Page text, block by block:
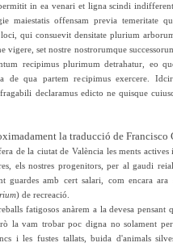
in ea venari et ligna scindi
maiestatis offensam previa temeritate
qui consuevit densitate plurium
vigere, set nostre nostrorumque
recipimus plurimum detrahatur, eo
de qua partem recipimus exercere.
declaramus edicto ne quisque
la traducció de
de la ciutat de València les ments
els nostres progenitors, per al gaudi
guardes amb cert salari, com encara
) de recreació.
fatigosos anàrem a la devesa pensant
la vam trobar poc digna no solament
i les fustes tallats, buida d'animals